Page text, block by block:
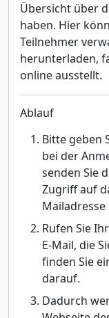
Übersicht über
haben. Hier
Teilnehmer
herunterladen,
online ausstellt.
Ablauf
Bitte geben
bei der
senden Sie
Zugriff auf
Mailadresse
Rufen Sie
E-Mail, die
finden Sie
darauf.
Dadurch